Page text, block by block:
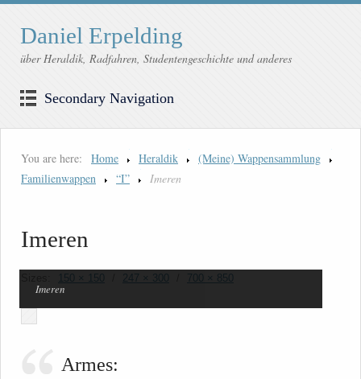
Daniel Erpelding
über Heraldik, Radfahren, Studentengeschichte und anderes
Secondary Navigation
You are here: Home Heraldik
(Meine) Wappensammlung
Familienwappen
“I” Imeren
Imeren
150 × 150 247 × 300 700 × 850
Imeren
Armes: